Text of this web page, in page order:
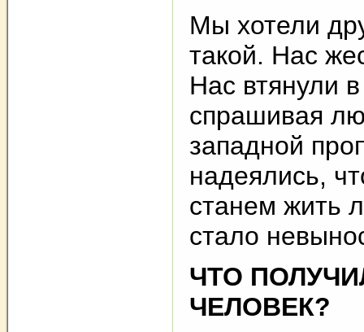
Мы хотели
такой. Нас
Нас втянули
спрашивая
западной
надеялись,
станем жить
стало
ЧТО
ЧЕЛОВЕК?